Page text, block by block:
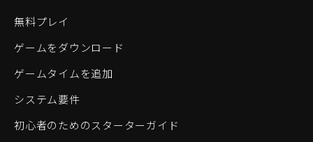
無料プレイ
ゲームをダウンロード
ゲームタイムを追加
システム要件
初心者のためのスターターガイド